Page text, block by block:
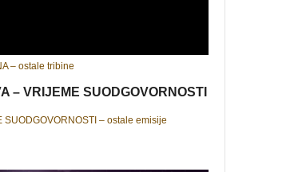
– ostale tribine
– VRIJEME SUODGOVORNOSTI
SUODGOVORNOSTI – ostale emisije